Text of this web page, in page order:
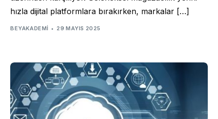
hızla dijital platformlara bırakırken, markalar […]
BEYAKADEMI 29 MAYIS 2025